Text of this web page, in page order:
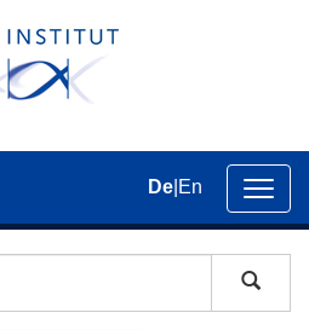
der
De En